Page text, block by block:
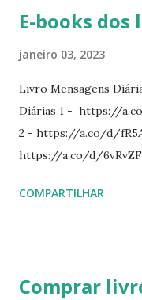
E-books dos
janeiro 03, 2023
Livro Mensagens
Diárias 1 - https://
2 - https://a.co/d/
https://a.co/d/
https://a.co/d/h4iP1oj
Mensagens Diárias 4 -
COMPARTILHAR
Comprar